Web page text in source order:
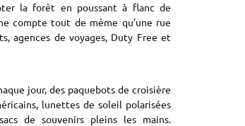
la forêt en poussant à flanc de
compte tout de même qu’une rue
agences de voyages, Duty Free et
jour, des paquebots de croisière
lunettes de soleil polarisées
de souvenirs pleins les mains.